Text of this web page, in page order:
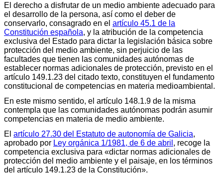
El derecho a disfrutar de un medio ambiente adecuado para
el desarrollo de la persona, así como el deber de
conservarlo, consagrado en el artículo 45.1 de la
Constitución española, y la atribución de la competencia
exclusiva del Estado para dictar la legislación básica sobre
protección del medio ambiente, sin perjuicio de las
facultades que tienen las comunidades autónomas de
establecer normas adicionales de protección, previsto en el
artículo 149.1.23 del citado texto, constituyen el fundamento
constitucional de competencias en materia medioambiental.
En este mismo sentido, el artículo 148.1.9 de la misma
contempla que las comunidades autónomas podrán asumir
competencias en materia de medio ambiente.
El artículo 27.30 del Estatuto de autonomía de Galicia,
aprobado por Ley orgánica 1/1981, de 6 de abril , recoge la
competencia exclusiva para «dictar normas adicionales de
protección del medio ambiente y el paisaje, en los términos
del artículo 149.1.23 de la Constitución».